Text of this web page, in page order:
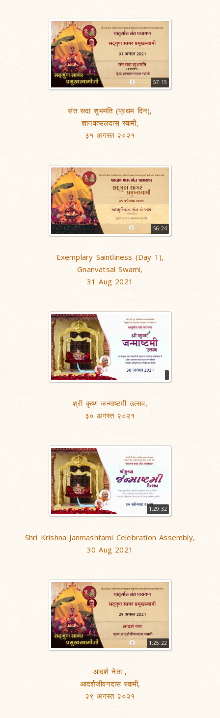
57:15
संत सदा शुभमति (प्रथम दिन),
ज्ञानवत्सलदास स्वामी,
३१ अगस्त २०२१
56:24
Exemplary Saintliness (Day 1),
Gnanvatsal Swami,
31 Aug 2021
श्री कृष्ण जन्माष्टमी उत्सव,
३० अगस्त २०२१
1:29:32
Shri Krishna Janmashtami Celebration Assembly,
30 Aug 2021
1:25:22
आदर्श नेता ,
आदर्शजीवनदास स्वामी,
२९ अगस्त २०२१